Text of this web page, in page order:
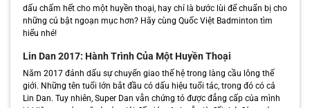
dấu chấm hết cho một huyền thoại, hay chỉ là bước lùi để chuẩn bị cho
những cú bật ngoạn mục hơn? Hãy cùng Quốc Việt Badminton tìm
hiểu nhé!
Lin Dan 2017: Hành Trình Của Một Huyền Thoại
Năm 2017 đánh dấu sự chuyển giao thế hệ trong làng cầu lông thế
giới. Những tên tuổi lớn bắt đầu có dấu hiệu tuổi tác, trong đó có cả
Lin Dan. Tuy nhiên, Super Dan vẫn chứng tỏ được đẳng cấp của mình